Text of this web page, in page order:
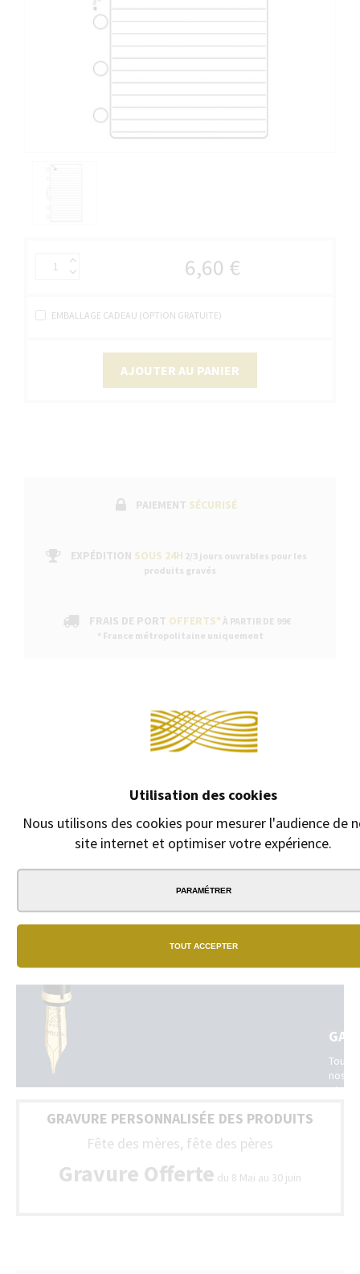
Utilisation des cookies
Nous utilisons des cookies pour mesurer l'audience de
site internet et optimiser votre expérience.
PARAMÉTRER
TOUT ACCEPTER
6,60 €
EMBALLAGE CADEAU (OPTION GRATUITE)
AJOUTER AU PANIER
PAIEMENT SÉCURISÉ
EXPÉDITION SOUS 24H 2/3 jours ouvrables pour les
produits gravés
FRAIS DE PORT OFFERTS* À PARTIR DE 99€
* France métropolitaine uniquement
NOS
vrai
dans
la
Tous
nos
stylos
GRAVURE PERSONNALISÉE DES PRODUITS
Fête des mères, fête des pères
Gravure Offerte du 8 Mai au 30 juin